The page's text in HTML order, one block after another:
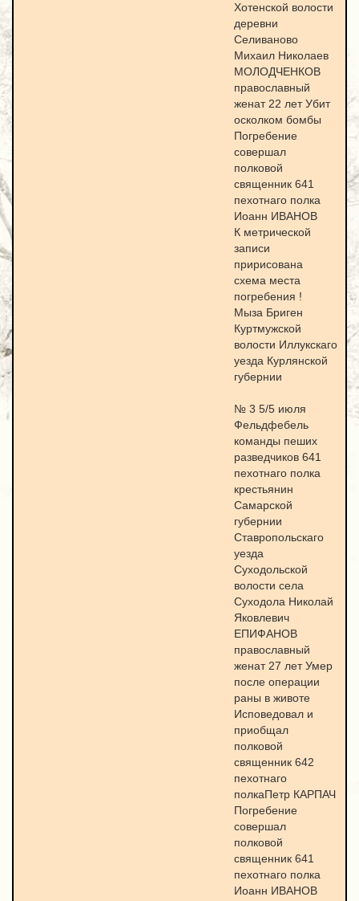
Хотенской волости
деревни
Селиваново
Михаил Николаев
МОЛОДЧЕНКОВ
православный
женат 22 лет Убит
осколком бомбы
Погребение
совершал
полковой
священник 641
пехотнаго полка
Иоанн ИВАНОВ
К метрической
записи
пририсована
схема места
погребения !
Мыза Бриген
Куртмужской
волости Иллукскаго
уезда Курлянской
губернии
№ 3 5/5 июля
Фельдфебель
команды пеших
разведчиков 641
пехотнаго полка
крестьянин
Самарской
губернии
Ставропольскаго
уезда
Суходольской
волости села
Суходола Николай
Яковлевич
ЕПИФАНОВ
православный
женат 27 лет Умер
после операции
раны в животе
Исповедовал и
приобщал
полковой
священник 642
пехотнаго
полкаПетр КАРПАЧ
Погребение
совершал
полковой
священник 641
пехотнаго полка
Иоанн ИВАНОВ